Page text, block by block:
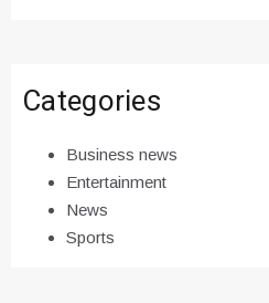
Categories
Business news
Entertainment
News
Sports